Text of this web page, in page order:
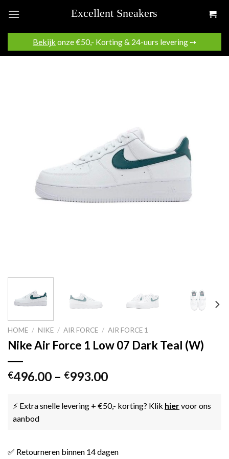
content
Bekijk onze €50,- Korting & 24-uurs levering ➙
HOME / NIKE / AIR FORCE / AIR FORCE 1
Nike Air Force 1 Low 07 Dark Teal (W)
€496.00 – €993.00
⚡ Extra snelle levering + €50,- korting? Klik hiervoor ons
aanbod
✅ Retourneren binnen 14 dagen